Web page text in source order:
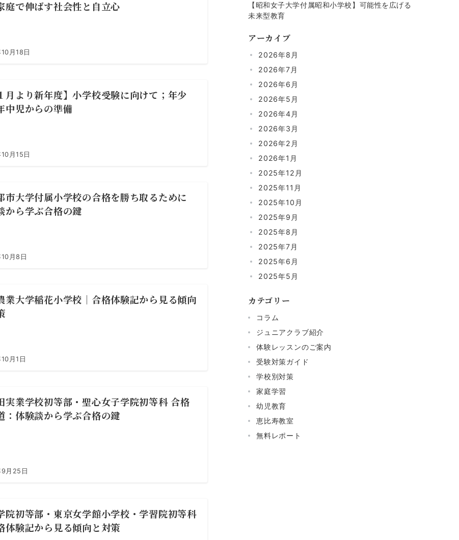
庭で伸ばす社会性と自立心
月18日
月より新年度】小学校受験に向けて；年少
中児からの準備
月15日
市大学付属小学校の合格を勝ち取るために
から学ぶ合格の鍵
月8日
業大学稲花小学校｜合格体験記から見る傾向
月1日
実業学校初等部・聖心女子学院初等科 合格
：体験談から学ぶ合格の鍵
月25日
院初等部・東京女学館小学校・学習院初等科
体験記から見る傾向と対策
【昭和女子大学付属昭和小学校】可能性を広げる
未来型教育
アーカイブ
2026年8月
2026年7月
2026年6月
2026年5月
2026年4月
2026年3月
2026年2月
2026年1月
2025年12月
2025年11月
2025年10月
2025年9月
2025年8月
2025年7月
2025年6月
2025年5月
カテゴリー
コラム
ジュニアクラブ紹介
体験レッスンのご案内
受験対策ガイド
学校別対策
家庭学習
幼児教育
恵比寿教室
無料レポート